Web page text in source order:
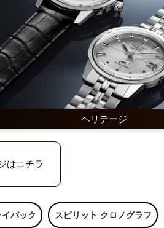
ヘリテージ
はコチラ
バック スピリット クロノグラフ